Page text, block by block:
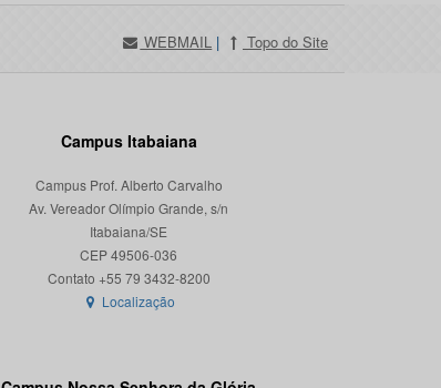
WEBMAIL | Topo do Site
Campus Itabaiana
Campus Prof. Alberto Carvalho
Av. Vereador Olímpio Grande, s/n
Itabaiana/SE
CEP 49506-036
Localização